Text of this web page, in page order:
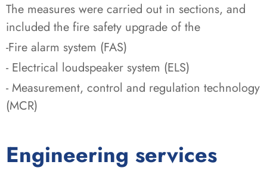
The measures were carried out in sections, and
included the fire safety upgrade of the
-Fire alarm system (FAS)
- Electrical loudspeaker system (ELS)
- Measurement, control and regulation technology
(MCR)
Engineering services